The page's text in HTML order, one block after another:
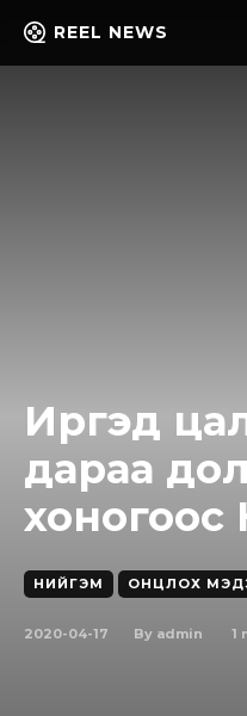
REEL NEWS
Иргэд
дараа
НИЙГЭМ ОНЦЛОХ
2020-04-17 By admin 1